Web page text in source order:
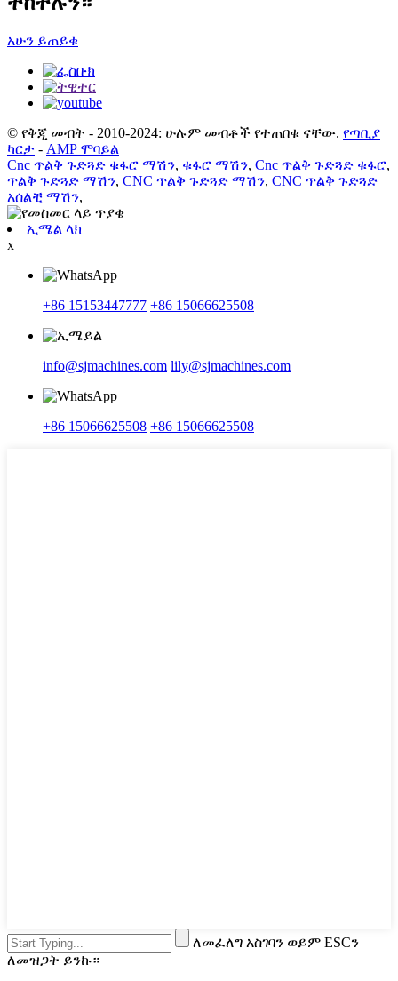
አሁን ይጠይቁ
© የቅጂ መብት - 2010-2024: ሁሉም መብቶች የተጠበቁ ናቸው. የጣቢያ
ካርታ - AMP ሞባይል
Cnc ጥልቅ ጉድጓድ ቁፋሮ ማሽን, ቁፋሮ ማሽን, Cnc ጥልቅ ጉድጓድ ቁፋሮ,
ጥልቅ ጉድጓድ ማሽን, CNC ጥልቅ ጉድጓድ ማሽን, CNC ጥልቅ ጉድጓድ
አሰልቺ ማሽን,
ኢሜል ላክ
x
+86 15153447777 +86 15066625508
info@sjmachines.com lily@sjmachines.com
+86 15066625508 +86 15066625508
ለመፈለግ አስገባን ወይም ESCን
ለመዝጋት ይንኩ።